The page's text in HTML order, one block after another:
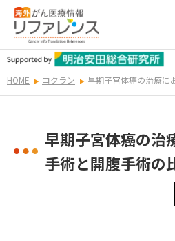
HOME コクラン 早期子宮体癌の治療に
早期子宮体癌の治
手術と開腹手術の